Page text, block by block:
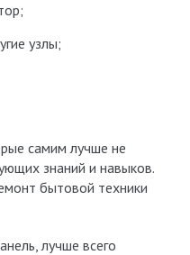
узлы;
самим лучше не
знаний и навыков.
бытовой техники
лучше всего